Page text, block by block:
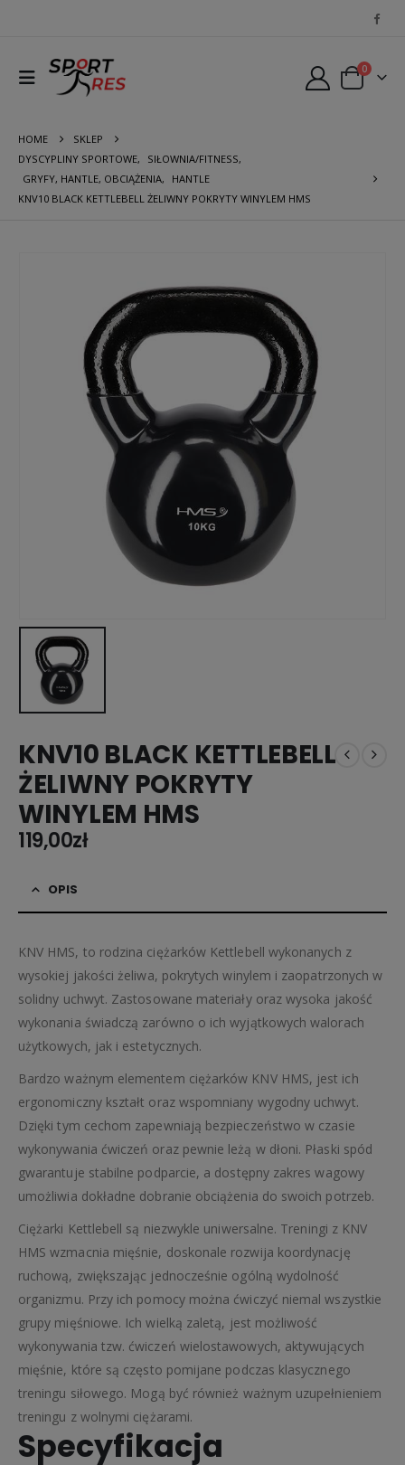
0
HOME
SKLEP
DYSCYPLINY SPORTOWE, SIŁOWNIA/FITNESS,
GRYFY, HANTLE, OBCIĄŻENIA,
HANTLE
KNV10 BLACK KETTLEBELL ŻELIWNY POKRYTY WINYLEM HMS
KNV10 BLACK KETTLEBELL
ŻELIWNY POKRYTY
WINYLEM HMS
119,00zł
OPIS
KNV HMS, to rodzina ciężarków Kettlebell wykonanych z
wysokiej jakości żeliwa, pokrytych winylem i zaopatrzonych w
solidny uchwyt. Zastosowane materiały oraz wysoka jakość
wykonania świadczą zarówno o ich wyjątkowych walorach
użytkowych, jak i estetycznych.
Bardzo ważnym elementem ciężarków KNV HMS, jest ich
ergonomiczny kształt oraz wspomniany wygodny uchwyt.
Dzięki tym cechom zapewniają bezpieczeństwo w czasie
wykonywania ćwiczeń oraz pewnie leżą w dłoni. Płaski spód
gwarantuje stabilne podparcie, a dostępny zakres wagowy
umożliwia dokładne dobranie obciążenia do swoich potrzeb.
Ciężarki Kettlebell są niezwykle uniwersalne. Treningi z KNV
HMS wzmacnia mięśnie, doskonale rozwija koordynację
ruchową, zwiększając jednocześnie ogólną wydolność
organizmu. Przy ich pomocy można ćwiczyć niemal wszystkie
grupy mięśniowe. Ich wielką zaletą, jest możliwość
wykonywania tzw. ćwiczeń wielostawowych, aktywujących
mięśnie, które są często pomijane podczas klasycznego
treningu siłowego. Mogą być również ważnym uzupełnieniem
treningu z wolnymi ciężarami.
Specyfikacja